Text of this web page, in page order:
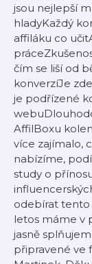
jsou nejlepší
hladyKaždý
affiláku co
čím se liší od
konverzíJe
je podřízené
AffilBoxu
více zajímalo,
nabízíme,
study ⁠o
odebírat ⁠tento
letos máme v
jasně
připravené ve